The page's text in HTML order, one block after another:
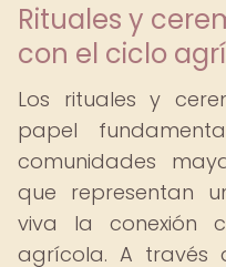
Rituales y
con el ciclo
Los rituales y
papel
comunidades
que representan
viva la conexión
agrícola. A través